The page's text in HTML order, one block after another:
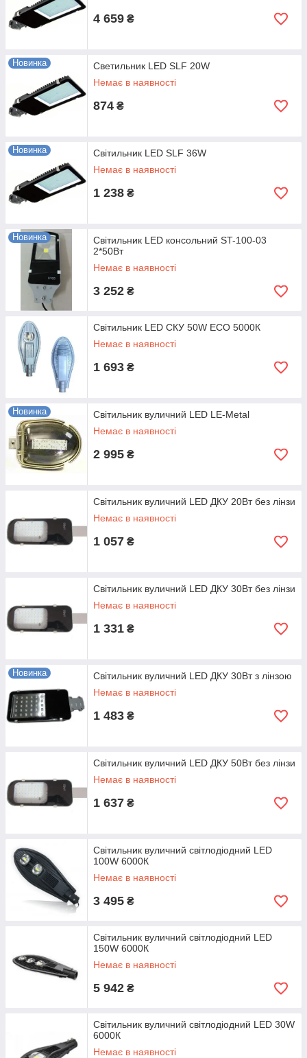
4 659 ₴
Новинка
Светильник LED SLF 20W
Немає в наявності
874 ₴
Новинка
Світильник LED SLF 36W
Немає в наявності
1 238 ₴
Новинка
Світильник LED консольний ST-100-03
2*50Вт
Немає в наявності
3 252 ₴
Світильник LED СКУ 50W ECO 5000К
Немає в наявності
1 693 ₴
Новинка
Світильник вуличний LED LE-Metal
Немає в наявності
2 995 ₴
Світильник вуличний LED ДКУ 20Вт без лінзи
Немає в наявності
1 057 ₴
Світильник вуличний LED ДКУ 30Вт без лінзи
Немає в наявності
1 331 ₴
Новинка
Світильник вуличний LED ДКУ 30Вт з лінзою
Немає в наявності
1 483 ₴
Світильник вуличний LED ДКУ 50Вт без лінзи
Немає в наявності
1 637 ₴
Світильник вуличний світлодіодний LED
100W 6000К
Немає в наявності
3 495 ₴
Світильник вуличний світлодіодний LED
150W 6000К
Немає в наявності
5 942 ₴
Світильник вуличний світлодіодний LED 30W
6000К
Немає в наявності